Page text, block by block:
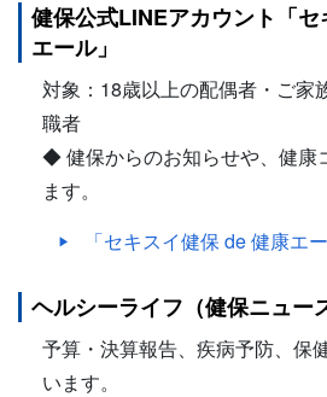
健保公式LINEアカウント「
エール」
対象：18歳以上の配偶者・ご家
職者
◆ 健保からのお知らせや、健康
ます。
「セキスイ健保 de 健康エー
ヘルシーライフ（健保ニュー
予算・決算報告、疾病予防、保
います。